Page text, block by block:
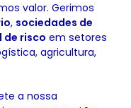
valor. Gerimos
, sociedades de
de risco em setores
agricultura,
a nossa